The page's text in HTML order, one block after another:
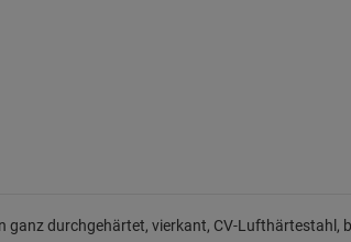
ganz durchgehärtet, vierkant, CV-Lufthärtestahl,